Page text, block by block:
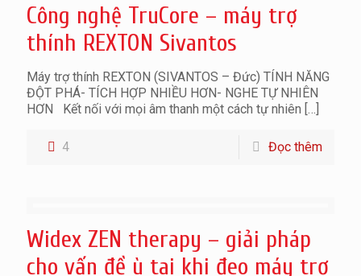
Công nghệ TruCore – máy trợ
thính REXTON Sivantos
Máy trợ thính REXTON (SIVANTOS – Đức) TÍNH NĂNG
ĐỘT PHÁ- TÍCH HỢP NHIỀU HƠN- NGHE TỰ NHIÊN
HƠN Kết nối với mọi âm thanh một cách tự nhiên […]
4 Đọc thêm
Widex ZEN therapy – giải pháp
cho vấn đề ù tai khi đeo máy trợ